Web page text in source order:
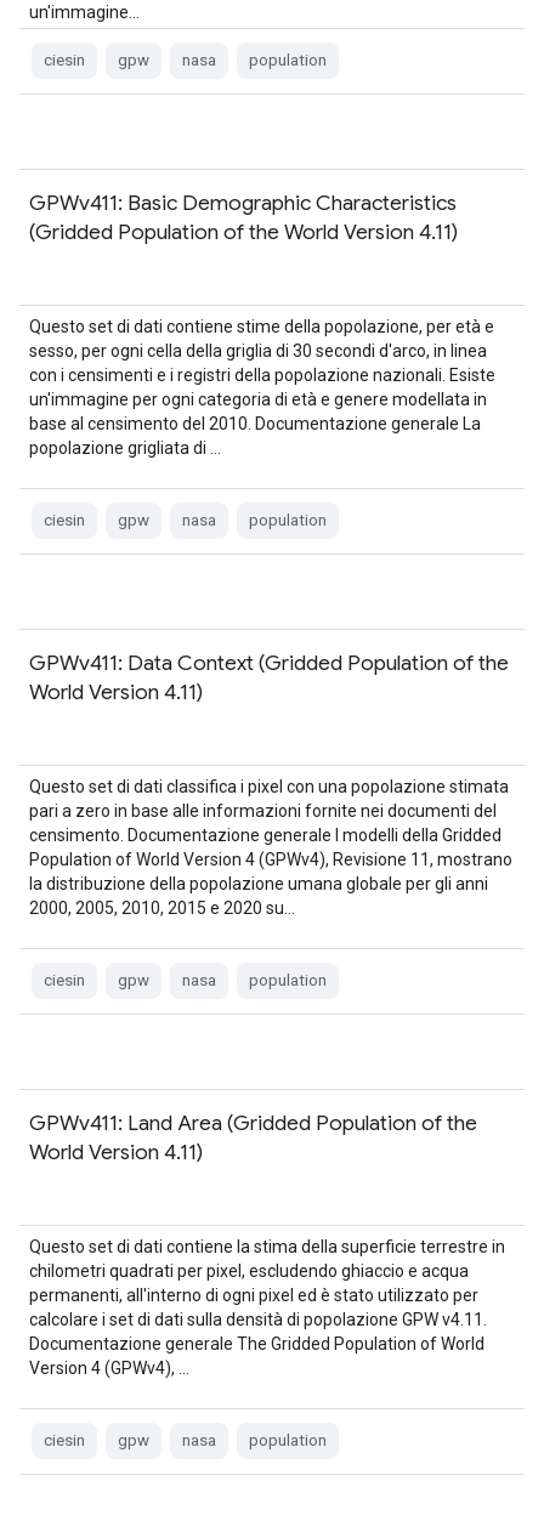
un'immagine…
ciesin gpw nasa population
GPWv411: Basic Demographic Characteristics
(Gridded Population of the World Version 4.11)
Questo set di dati contiene stime della popolazione, per età e
sesso, per ogni cella della griglia di 30 secondi d'arco, in linea
con i censimenti e i registri della popolazione nazionali. Esiste
un'immagine per ogni categoria di età e genere modellata in
base al censimento del 2010. Documentazione generale La
popolazione grigliata di …
ciesin gpw nasa population
GPWv411: Data Context (Gridded Population of the
World Version 4.11)
Questo set di dati classifica i pixel con una popolazione stimata
pari a zero in base alle informazioni fornite nei documenti del
censimento. Documentazione generale I modelli della Gridded
Population of World Version 4 (GPWv4), Revisione 11, mostrano
la distribuzione della popolazione umana globale per gli anni
2000, 2005, 2010, 2015 e 2020 su…
ciesin gpw nasa population
GPWv411: Land Area (Gridded Population of the
World Version 4.11)
Questo set di dati contiene la stima della superficie terrestre in
chilometri quadrati per pixel, escludendo ghiaccio e acqua
permanenti, all'interno di ogni pixel ed è stato utilizzato per
calcolare i set di dati sulla densità di popolazione GPW v4.11.
Documentazione generale The Gridded Population of World
Version 4 (GPWv4), …
ciesin gpw nasa population